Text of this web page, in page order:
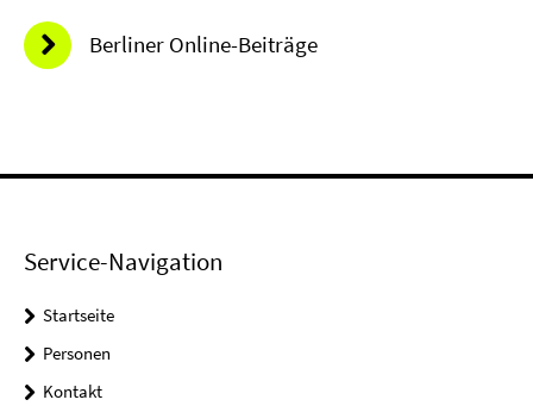
Berliner Online-Beiträge
Service-Navigation
Startseite
Personen
Kontakt